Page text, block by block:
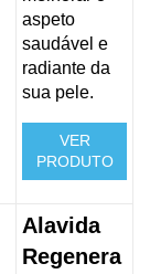
aspeto
saudável e
radiante da
sua pele.
VER
PRODUTO
Alavida
Regenera